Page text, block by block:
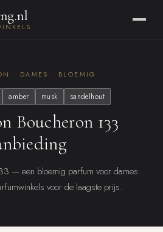
· DAMES · BLOEMIG
amber musk sandelhout
Boucheron 133
— een bloemig parfum voor dames.
voor de laagste prijs.